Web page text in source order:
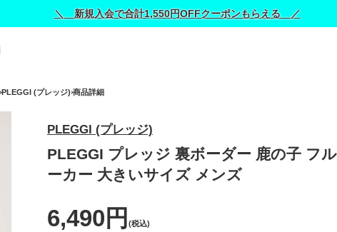
＼ 新規入会で合計1,550円OFFクーポンもらえる ／
PLEGGI (プレッジ) 商品詳細
PLEGGI (プレッジ)
PLEGGI プレッジ 裏ボーダー 鹿の子 フ
ーカー 大きいサイズ メンズ
6,490円 (税込)